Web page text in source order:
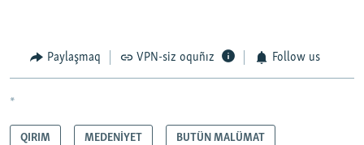
Paylaşmaq VPN-siz oquñız Follow us
*
QIRIM MEDENİYET BUTÜN MALÜMAT